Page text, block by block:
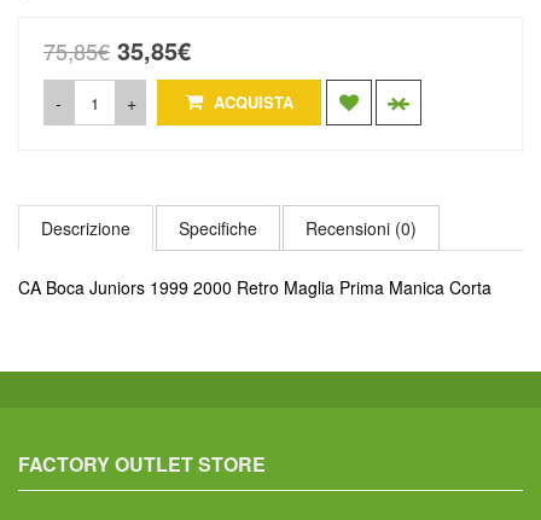
75,85€ 35,85€
- + ACQUISTA
Descrizione Specifiche Recensioni (0)
CA Boca Juniors 1999 2000 Retro Maglia Prima Manica Corta
FACTORY OUTLET STORE